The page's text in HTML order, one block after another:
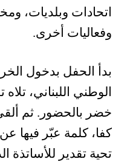
اتحادات وبلديات،
وفعاليات أخرى.
بدأ الحفل بدخول
الوطني اللبناني،
خضر بالحضور. ثم
كفا، كلمة عبّر فيها
تحية تقدير